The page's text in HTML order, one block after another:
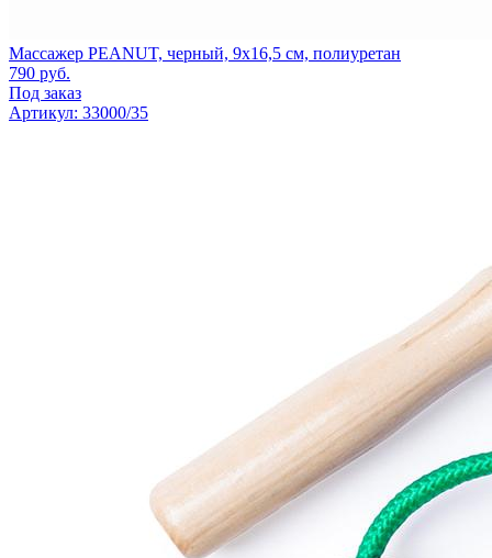
Массажер PEANUT, черный, 9x16,5 см, полиуретан
790 руб.
Под заказ
Артикул: 33000/35